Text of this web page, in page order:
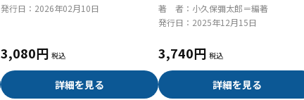
発行日： 2026年02月10日
3,080円
詳細を見る
著 者： 小久保彌太郎＝編著
発行日： 2025年12月15日
3,740円
詳細を見る